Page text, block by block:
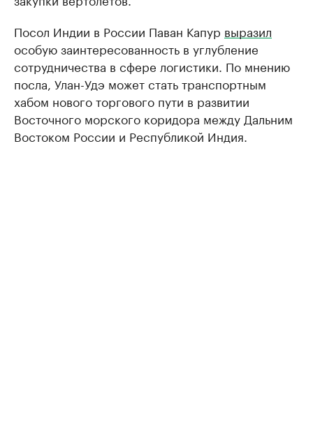
Посол Индии в России Паван Капур выразил
особую заинтересованность в углубление
сотрудничества в сфере логистики. По мнению
посла, Улан-Удэ может стать транспортным
хабом нового торгового пути в развитии
Восточного морского коридора между Дальним
Востоком России и Республикой Индия.